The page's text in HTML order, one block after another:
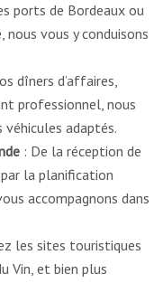
ports de Bordeaux ou
vous y conduisons
dîners d’affaires,
professionnel, nous
adaptés.
: De la réception de
la planification
accompagnons dans
les sites touristiques
Vin, et bien plus